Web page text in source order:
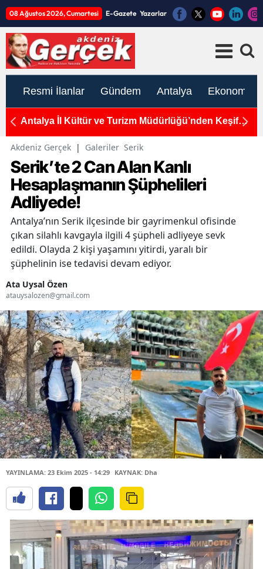
08 Ağustos 2026, Cumartesi E-Gazete Yazarlar
Resmi İlanlar Gündem Antalya Ekonomi
Antalya İl Kültür ve Turizm Müdürlüğü’nden Keşif
Derinliklerinde Saklı"
Akdeniz Gerçek | Galeriler Serik
Serik’te 2 Can Alan Kanlı
Hesaplaşmanın Şüphelileri
Adliyede!
Antalya’nın Serik ilçesinde bir gayrimenkul ofisinde
çıkan silahlı kavgayla ilgili 4 şüpheli adliyeye sevk
edildi. Olayda 2 kişi yaşamını yitirdi, yaralı bir
şüphelinin ise tedavisi devam ediyor.
Ata Uysal Özen
atauysalozen@gmail.com
YAYINLAMA: 23 Ekim 2025 - 14:29 KAYNAK: Dha